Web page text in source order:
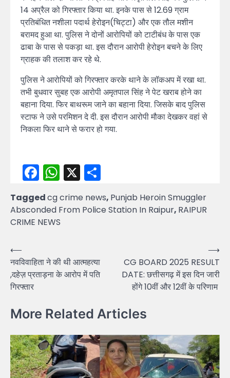
14 अप्रैल को गिरफ्तार किया था. इनके पास से 12.69 ग्राम
प्रतिबंधित नशीला पदार्थ हेरोइन(चिट्टा) और एक तौल मशीन
बरामद हुआ था. पुलिस ने दोनों आरोपियों को टाटीबंध के पास एक
ढाबा के पास से पकड़ा था. इस दौरान आरोपी हेरोइन बचने के लिए
ग्राहक की तलाश कर रहे थे.
पुलिस ने आरोपियों को गिरफ्तार करके थाने के लॉकअप में रखा था.
तभी बुधवार सुबह एक आरोपी अमृतपाल सिंह ने पेट खराब होने का
बहाना दिया. फिर बाथरूम जाने का बहाना दिया. जिसके बाद पुलिस
स्टाफ ने उसे परमिशन दे दी. इस दौरान आरोपी मौका देखकर वहां से
निकला फिर थाने से फरार हो गया.
Facebook
WhatsApp
X
Taggedcg crime news, Punjab Heroin Smuggler
Absconded From Police Station In Raipur, RAIPUR
CRIME NEWS
Post
navigation
⟵
नवविवाहिता ने की थी आत्महत्या
,दहेज़ प्रताड़ना के आरोप में पति
गिरफ्तार
CG BOARD 2025 RESULT
DATE: छत्तीसगढ़ में इस दिन जारी
होंगे 10वीं और 12वीं के परिणाम
⟶
More Related Articles